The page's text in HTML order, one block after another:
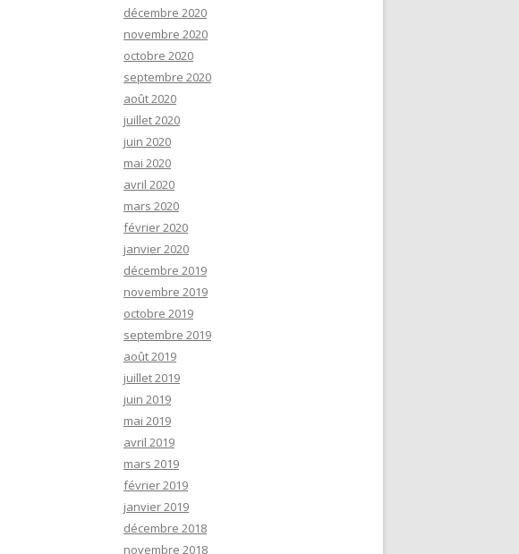
décembre 2020
novembre 2020
octobre 2020
septembre 2020
août 2020
juillet 2020
juin 2020
mai 2020
avril 2020
mars 2020
février 2020
janvier 2020
décembre 2019
novembre 2019
octobre 2019
septembre 2019
août 2019
juillet 2019
juin 2019
mai 2019
avril 2019
mars 2019
février 2019
janvier 2019
décembre 2018
novembre 2018